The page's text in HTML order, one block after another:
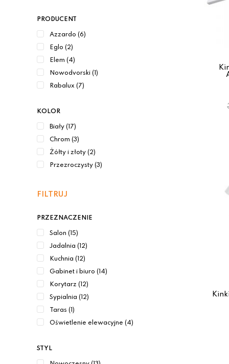
PRODUCENT
Azzardo (6)
Eglo (2)
Elem (4)
Nowodvorski (1)
Rabalux (7)
KOLOR
Biały (17)
Chrom (3)
Żółty i złoty (2)
Przezroczysty (3)
FILTRUJ
PRZEZNACZENIE
Salon (15)
Jadalnia (12)
Kuchnia (12)
Gabinet i biuro (14)
Korytarz (12)
Sypialnia (12)
Taras (1)
Oświetlenie elewacyjne (4)
STYL